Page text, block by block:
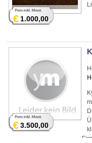
€1.000,00
€3.500,00